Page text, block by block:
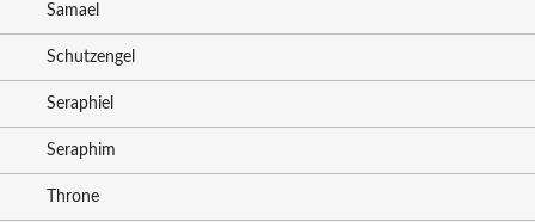
Samael
Schutzengel
Seraphiel
Seraphim
Throne